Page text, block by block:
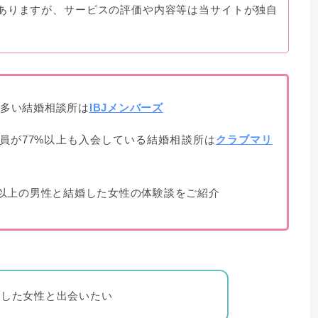
りますが、サービスの評価や内容等は当サイトが独自
い結婚相談所はIBJメンバーズ
が77%以上も入会している結婚相談所はクラブマリ
上の男性と結婚した女性の体験談をご紹介
た女性と出会いたい